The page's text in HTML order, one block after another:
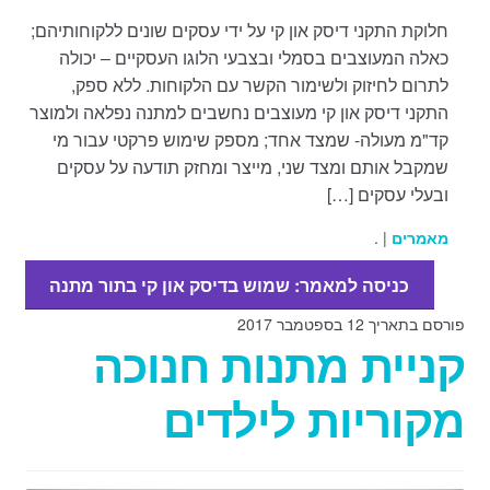
חלוקת התקני דיסק און קי על ידי עסקים שונים ללקוחותיהם;
כאלה המעוצבים בסמלי ובצבעי הלוגו העסקיים – יכולה
לתרום לחיזוק ולשימור הקשר עם הלקוחות. ללא ספק,
התקני דיסק און קי מעוצבים נחשבים למתנה נפלאה ולמוצר
קד"מ מעולה- שמצד אחד; מספק שימוש פרקטי עבור מי
שמקבל אותם ומצד שני, מייצר ומחזק תודעה על עסקים
ובעלי עסקים […]
מאמרים | .
כניסה למאמר: שמוש בדיסק און קי בתור מתנה
פורסם בתאריך 12 בספטמבר 2017
קניית מתנות חנוכה
מקוריות לילדים